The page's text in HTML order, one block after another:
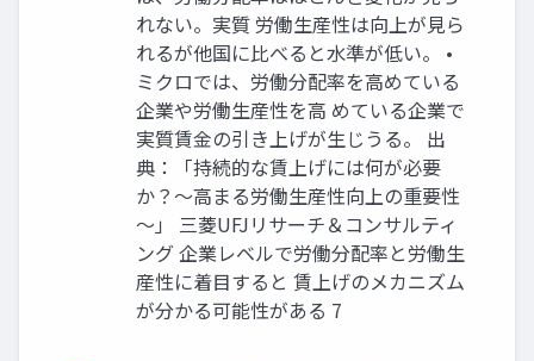
れない。実質 労働生産性は向上が見ら
れるが他国に比べると水準が低い。 •
ミクロでは、労働分配率を高めている
企業や労働生産性を高 めている企業で
実質賃金の引き上げが生じうる。 出
典：「持続的な賃上げには何が必要
か？～高まる労働生産性向上の重要性
～」 三菱UFJリサーチ＆コンサルティ
ング 企業レベルで労働分配率と労働生
産性に着目すると 賃上げのメカニズム
が分かる可能性がある 7